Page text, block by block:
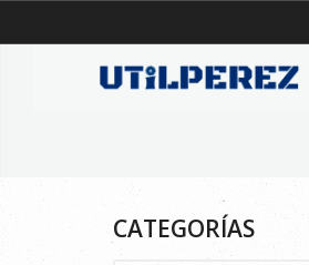
CATEGORÍAS